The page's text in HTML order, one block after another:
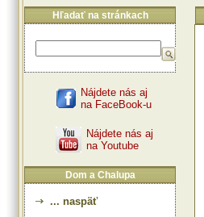
Hľadať na stránkach
Nájdete nás aj
na FaceBook-u
Nájdete nás aj
na Youtube
Dom a Chalupa
... naspäť